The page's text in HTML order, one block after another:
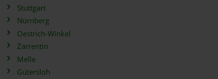
Stuttgart
Nürnberg
Oestrich-Winkel
Zarrentin
Melle
Gütersloh